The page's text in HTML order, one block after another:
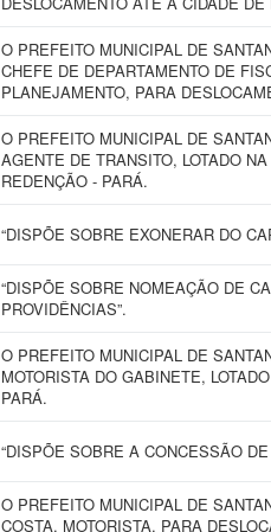
O PREFEITO MUNICIPAL DE
CHEFE DE DEPARTAMENTO DE
PLANEJAMENTO, PARA
O PREFEITO MUNICIPAL DE
AGENTE DE TRANSITO, LOTADO
REDENÇÃO - PARÁ.
“DISPÕE SOBRE EXONERAR DO
“DISPÕE SOBRE NOMEAÇÃO DE
PROVIDÊNCIAS”.
O PREFEITO MUNICIPAL DE
MOTORISTA DO GABINETE,
PARÁ.
“DISPÕE SOBRE A CONCESSÃO
O PREFEITO MUNICIPAL DE
COSTA, MOTORISTA, PARA